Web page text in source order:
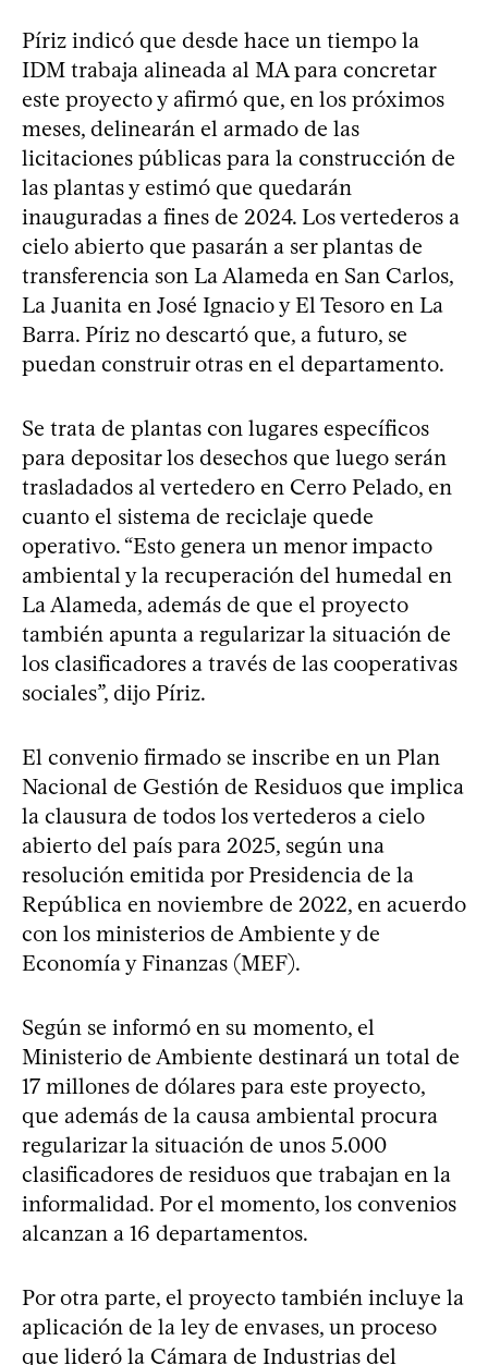
Píriz indicó que desde hace un tiempo la
IDM trabaja alineada al MA para concretar
este proyecto y afirmó que, en los próximos
meses, delinearán el armado de las
licitaciones públicas para la construcción de
las plantas y estimó que quedarán
inauguradas a fines de 2024. Los vertederos a
cielo abierto que pasarán a ser plantas de
transferencia son La Alameda en San Carlos,
La Juanita en José Ignacio y El Tesoro en La
Barra. Píriz no descartó que, a futuro, se
puedan construir otras en el departamento.
Se trata de plantas con lugares específicos
para depositar los desechos que luego serán
trasladados al vertedero en Cerro Pelado, en
cuanto el sistema de reciclaje quede
operativo. “Esto genera un menor impacto
ambiental y la recuperación del humedal en
La Alameda, además de que el proyecto
también apunta a regularizar la situación de
los clasificadores a través de las cooperativas
sociales”, dijo Píriz.
El convenio firmado se inscribe en un Plan
Nacional de Gestión de Residuos que implica
la clausura de todos los vertederos a cielo
abierto del país para 2025, según una
resolución emitida por Presidencia de la
República en noviembre de 2022, en acuerdo
con los ministerios de Ambiente y de
Economía y Finanzas (MEF).
Según se informó en su momento, el
Ministerio de Ambiente destinará un total de
17 millones de dólares para este proyecto,
que además de la causa ambiental procura
regularizar la situación de unos 5.000
clasificadores de residuos que trabajan en la
informalidad. Por el momento, los convenios
alcanzan a 16 departamentos.
Por otra parte, el proyecto también incluye la
aplicación de la ley de envases, un proceso
que lideró la Cámara de Industrias del